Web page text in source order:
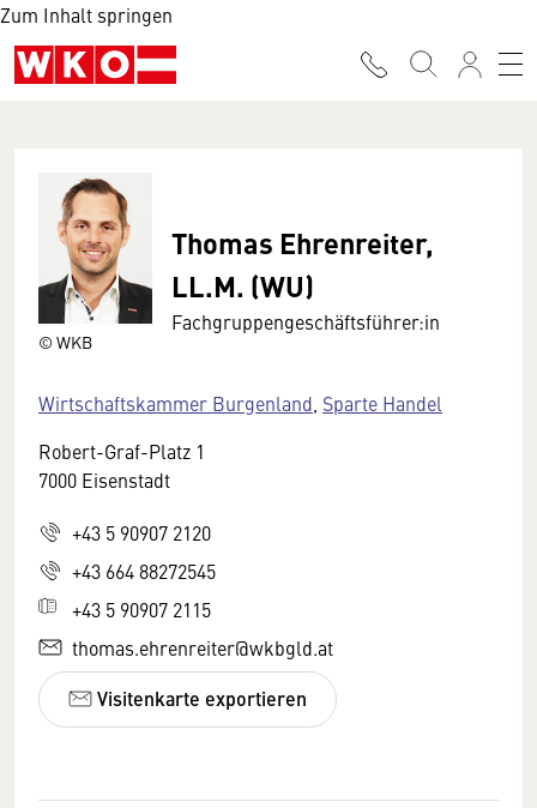
Zum Inhalt springen
© WKB
Thomas Ehrenreiter,
LL.M. (WU)
Fachgruppengeschäftsführer:in
Wirtschaftskammer Burgenland Sparte Handel
Robert-Graf-Platz 1
7000 Eisenstadt
+43 5 90907 2120
+43 664 88272545
+43 5 90907 2115
thomas.ehrenreiter@wkbgld.at
Visitenkarte exportieren